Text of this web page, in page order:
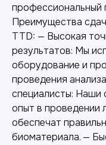
профессиональный
Преимущества
TTD: — Высокая
результатов: Мы
оборудование и
проведения
специалисты:
опыт в проведении
обеспечат
биоматериала. —